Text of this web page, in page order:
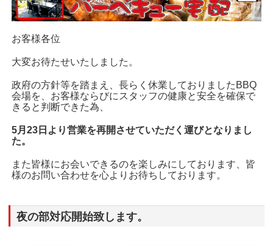
お客様各位
大変お待たせいたしました。
政府の方針等を踏まえ、長らく休業しておりましたBBQ
会場を、お客様ならびにスタッフの健康と安全を確保で
きると判断できた為、
5月23日より営業を再開させていただく運びとなりまし
た。
また皆様にお会いできるのを楽しみにしております、皆
様のお問い合わせを心よりお待ちしております。
夜の部対応開始致します。